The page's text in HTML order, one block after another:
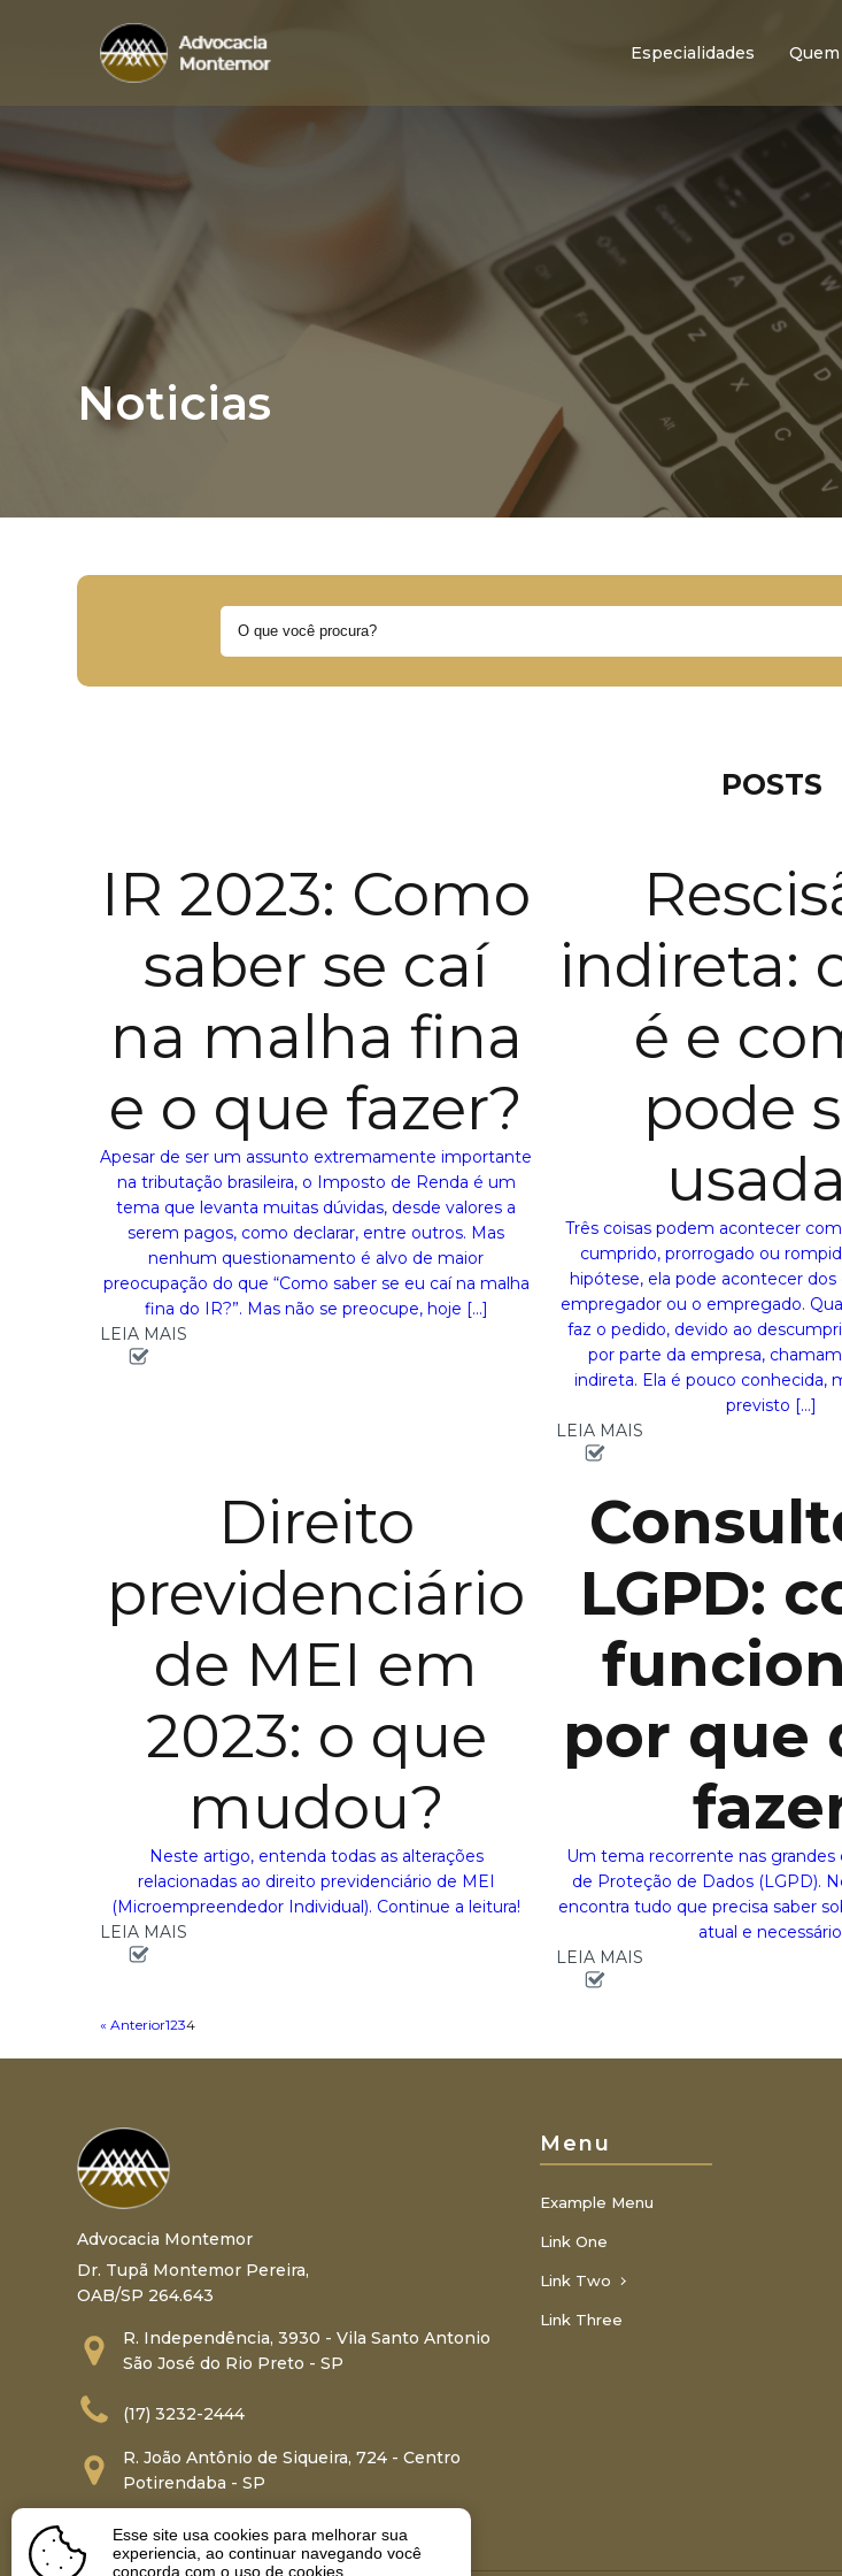
Especialidades
Noticias
POSTS
IR 2023: Como
saber se caí
na malha fina
e o que fazer?
Apesar de ser um assunto extremamente importante
na tributação brasileira, o Imposto de Renda é um
tema que levanta muitas dúvidas, desde valores a
serem pagos, como declarar, entre outros. Mas
nenhum questionamento é alvo de maior
preocupação do que “Como saber se eu caí na malha
fina do IR?”. Mas não se preocupe, hoje […]
LEIA MAIS
indireta:
é e
pode
Três coisas podem acontecer
cumprido, prorrogado ou
hipótese, ela pode acontecer dos
empregador ou o empregado.
faz o pedido, devido ao
por parte da empresa,
indireta. Ela é pouco conhecida,
previsto […]
LEIA MAIS
Direito
previdenciário
de MEI em
2023: o que
mudou?
Neste artigo, entenda todas as alterações
relacionadas ao direito previdenciário de MEI
(Microempreendedor Individual). Continue a leitura!
LEIA MAIS
LGPD:
por que
Um tema recorrente nas grandes
de Proteção de Dados (LGPD).
encontra tudo que precisa saber
atual e
LEIA MAIS
« Anterior1234
Advocacia Montemor
Dr. Tupã Montemor Pereira,
OAB/SP 264.643
R. Independência, 3930 - Vila Santo Antonio
São José do Rio Preto - SP
(17) 3232-2444
R. João Antônio de Siqueira, 724 - Centro
Potirendaba - SP
(17) 3249-1023
Menu
Example Menu
Link One
Link Two
Link Three
Esse site usa cookies para melhorar sua
experiencia, ao continuar navegando você
concorda com o uso de cookies.